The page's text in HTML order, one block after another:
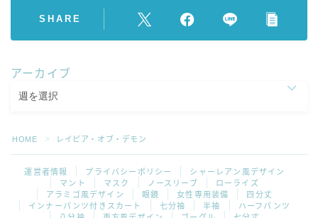
SHARE
アーカイブ
HOME ＞ レイピア・オブ・デモン
運営者情報 プライバシーポリシー
シャーレアン風デザイン
マント
マスク ノースリーブ
ローライズ
アラミゴ風デザイン
眼鏡 女性専用装備
四分丈
インナーパンツ付きスカート
七分袖 半袖
ハーフパンツ